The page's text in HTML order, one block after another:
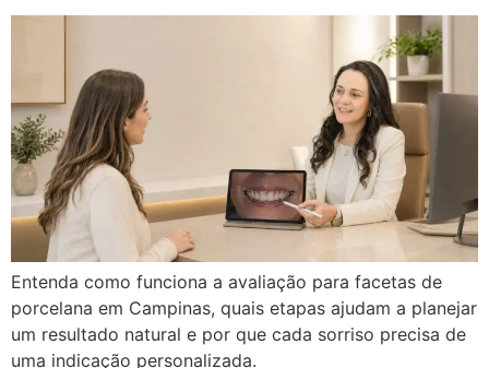
Entenda como funciona a avaliação para facetas de
porcelana em Campinas, quais etapas ajudam a planejar
um resultado natural e por que cada sorriso precisa de
uma indicação personalizada.